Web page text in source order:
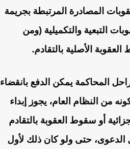
المصادرة المرتبطة بجريمة
التبعية والتكميلية (ومن
الأصلية بالتقادم.
المحاكمة يمكن الدفع بانقضاء
من النظام العام، يجوز إبداء
أو سقوط العقوبة بالتقادم
حتى ولو كان ذلك لأول